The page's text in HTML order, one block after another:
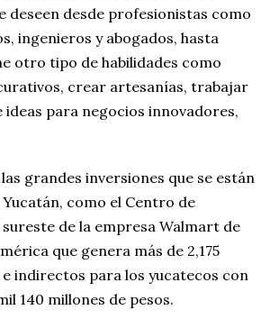
deseen desde profesionistas como
ingenieros y abogados, hasta
otro tipo de habilidades como
crear artesanías, trabajar
ideas para negocios innovadores,
grandes inversiones que se están
como el Centro de
de la empresa Walmart de
que genera más de 2,175
indirectos para los yucatecos con
140 millones de pesos.